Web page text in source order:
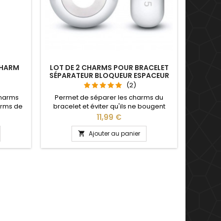
de
de
LOT DE 2 CHARMS POUR BRACELET
SÉPARATEUR BLOQUEUR ESPACEUR
(2)
Permet de séparer les charms du
bracelet et éviter qu'ils ne bougent
Compatible avec les bracelets
Pandora, Gnoce et les bracelets charm
de notre site idéal pour : Noël, Saint
Valentin, anniversaire, anniversaire de
mariage
Prix
11,99 €
 Ajouter au panier